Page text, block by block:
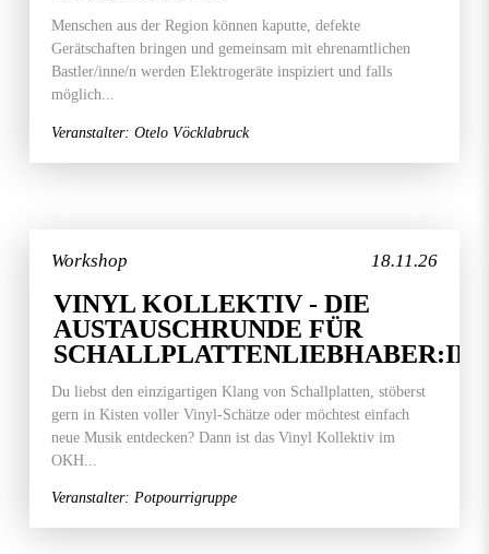
Menschen aus der Region können kaputte, defekte
Gerätschaften bringen und gemeinsam mit ehrenamtlichen
Bastler/inne/n werden Elektrogeräte inspiziert und falls
möglich...
Veranstalter: Otelo Vöcklabruck
18.11.26
Workshop
VINYL KOLLEKTIV - DIE
AUSTAUSCHRUNDE FÜR
Du liebst den einzigartigen Klang von Schallplatten, stöberst
gern in Kisten voller Vinyl-Schätze oder möchtest einfach
neue Musik entdecken? Dann ist das Vinyl Kollektiv im
OKH...
Veranstalter: Potpourrigruppe